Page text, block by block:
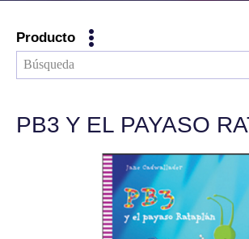
Producto
PB3 Y EL PAYASO